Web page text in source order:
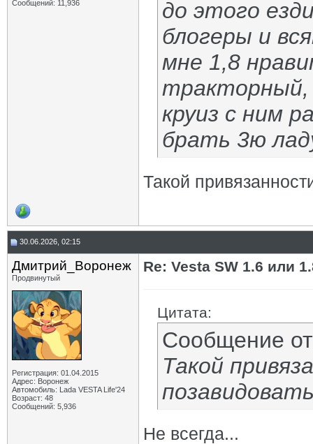
Сообщений: 11,936
до этого
блогеры и
мне 1,8
тракторный,
круиз с ним
брать 3ю
Такой
30.06.2026, 02:15
Дмитрий_Воронеж
Продвинутый
Регистрация: 01.04.2015
Адрес: Воронеж
Автомобиль: Lada VESTA Life'24
Возраст: 48
Сообщений: 5,936
Re: Vesta SW 1.6 или
Цитата:
Сообщение
Такой
Не всегда...